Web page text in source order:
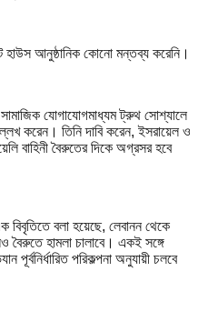
হাউস আনুষ্ঠানিক কোনো মন্তব্য করেনি।
সামাজিক যোগাযোগমাধ্যম ট্রুথ সোশ্যালে
করেন। তিনি দাবি করেন, ইসরায়েল ও
বাহিনী বৈরুতের দিকে অগ্রসর হবে
বিবৃতিতে বলা হয়েছে, লেবানন থেকে
বৈরুতে হামলা চালাবে। একই সঙ্গে
পূর্বনির্ধারিত পরিকল্পনা অনুযায়ী চলবে